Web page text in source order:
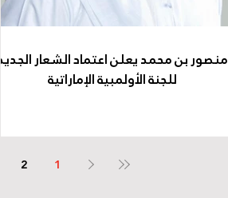
منصور بن محمد يعلن اعتماد الشعار الجديد
للجنة الأولمبية الإماراتية
1
2